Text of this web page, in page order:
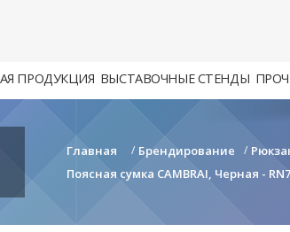
ПРОДУКЦИЯ ВЫСТАВОЧНЫЕ СТЕНДЫ
Главная / Брендирование /
Поясная сумка CAMBRAI, Черная -